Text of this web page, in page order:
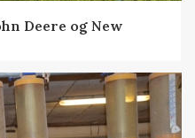
Deere og New